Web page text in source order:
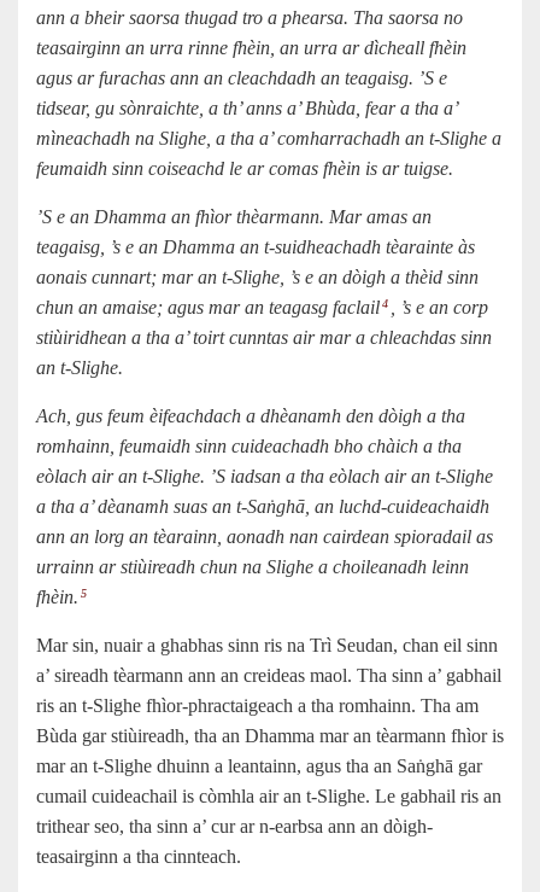
ann a bheir saorsa thugad tro a phearsa. Tha saorsa no
teasairginn an urra rinne fhèin, an urra ar dìcheall fhèin
agus ar furachas ann an cleachdadh an teagaisg. ’S e
tidsear, gu sònraichte, a th’ anns a’ Bhùda, fear a tha a’
mìneachadh na Slighe, a tha a’ comharrachadh an t-Slighe a
feumaidh sinn coiseachd le ar comas fhèin is ar tuigse.
’S e an Dhamma an fhìor thèarmann. Mar amas an
teagaisg, ’s e an Dhamma an t-suidheachadh tèarainte às
aonais cunnart; mar an t-Slighe, ’s e an dòigh a thèid sinn
chun an amaise; agus mar an teagasg faclail4
, ’s e an corp
stiùiridhean a tha a’ toirt cunntas air mar a chleachdas sinn
an t-Slighe.
Ach, gus feum èifeachdach a dhèanamh den dòigh a tha
romhainn, feumaidh sinn cuideachadh bho chàich a tha
eòlach air an t-Slighe. ’S iadsan a tha eòlach air an t-Slighe
a tha a’ dèanamh suas an t-Saṅghā, an luchd-cuideachaidh
ann an lorg an tèarainn, aonadh nan cairdean spioradail as
urrainn ar stiùireadh chun na Slighe a choileanadh leinn
fhèin. 5
Mar sin, nuair a ghabhas sinn ris na Trì Seudan, chan eil sinn
a’ sireadh tèarmann ann an creideas maol. Tha sinn a’ gabhail
ris an t-Slighe fhìor-phractaigeach a tha romhainn. Tha am
Bùda gar stiùireadh, tha an Dhamma mar an tèarmann fhìor is
mar an t-Slighe dhuinn a leantainn, agus tha an Saṅghā gar
cumail cuideachail is còmhla air an t-Slighe. Le gabhail ris an
trithear seo, tha sinn a’ cur ar n-earbsa ann an dòigh-
teasairginn a tha cinnteach.